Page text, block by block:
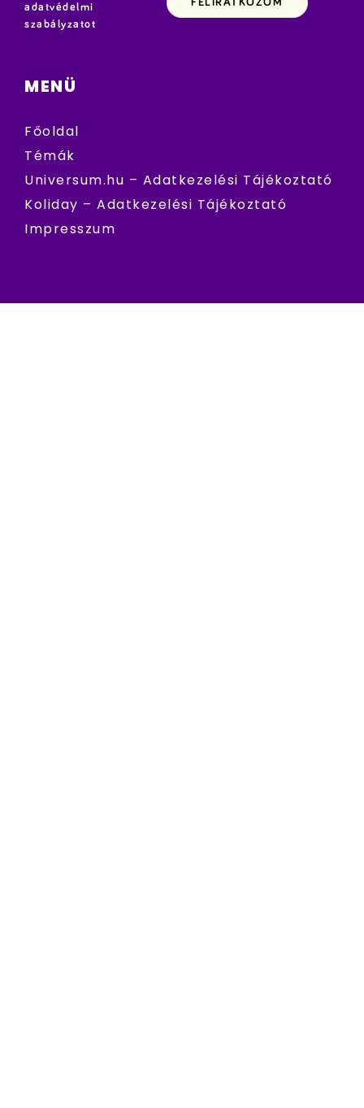
adatvédelmi
szabályzatot
MENÜ
Főoldal
Témák
Universum.hu – Adatkezelési Tájékoztató
Koliday – Adatkezelési Tájékoztató
Impresszum